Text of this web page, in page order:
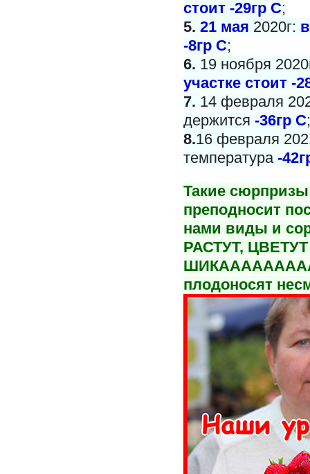
стоит -29гр С;
5. 21 мая 2020г:
-8гр С;
6. 19 ноября
участке стоит -
7. 14 февраля
держится -36гр С;
8.16 февраля
температура -
Такие
преподносит
нами виды и
РАСТУТ,
плодоносят